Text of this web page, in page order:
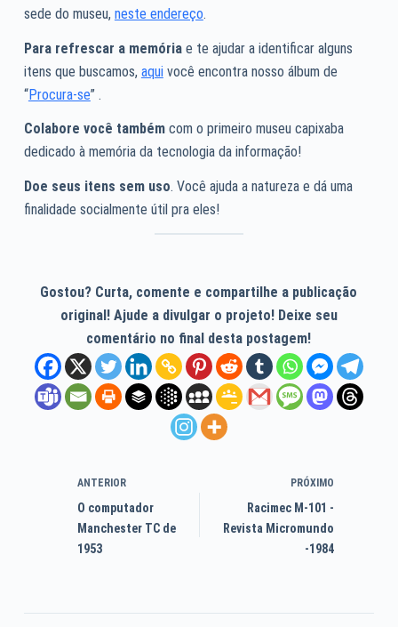
sede do museu, neste endereço.
Para refrescar a memóriae te ajudar a identificar alguns
itens que buscamos, aquivocê encontra nosso álbum de
“Procura-se” .
Colabore você tambémcom o primeiro museu capixaba
dedicado à memória da tecnologia da informação!
Doe seus itens sem uso. Você ajuda a natureza e dá uma
finalidade socialmente útil pra eles!
Gostou? Curta, comente e compartilhe a publicação
original! Ajude a divulgar o projeto! Deixe seu
comentário no final desta postagem!
ANTERIOR
O computador
Manchester TC de
1953
PRÓXIMO
Racimec M-101 -
Revista Micromundo
-1984